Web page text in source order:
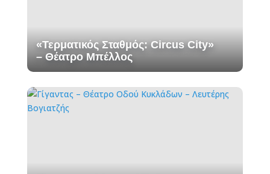
«Τερματικός Σταθμός: Circus City»
– Θέατρο Μπέλλος